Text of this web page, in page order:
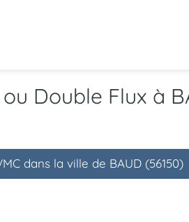
Double Flux à
dans la ville de BAUD (56150)